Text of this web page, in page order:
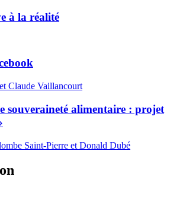
à la réalité
Claude Vaillancourt
souveraineté alimentaire : projet
Saint-Pierre et Donald Dubé